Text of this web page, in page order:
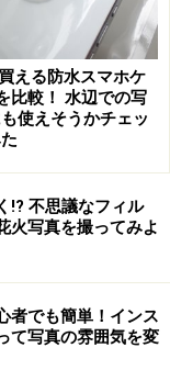
人物がはっきり
ィングの明かりの
ます。
ティングがその
なります。
どちらで撮るか
かで使い分けま
ないというルール
える防水スマホケ
比較！ 水辺での写
使えそうかチェッ
!? 不思議なフィル
火写真を撮ってみよ
者でも簡単！インス
て写真の雰囲気を変